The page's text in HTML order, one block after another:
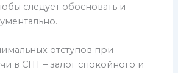
следует обосновать и
отступов при
в СНТ – залог спокойного и